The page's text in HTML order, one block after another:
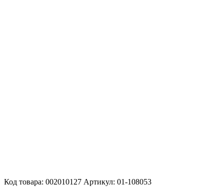
Код товара: 002010127 Артикул: 01-108053